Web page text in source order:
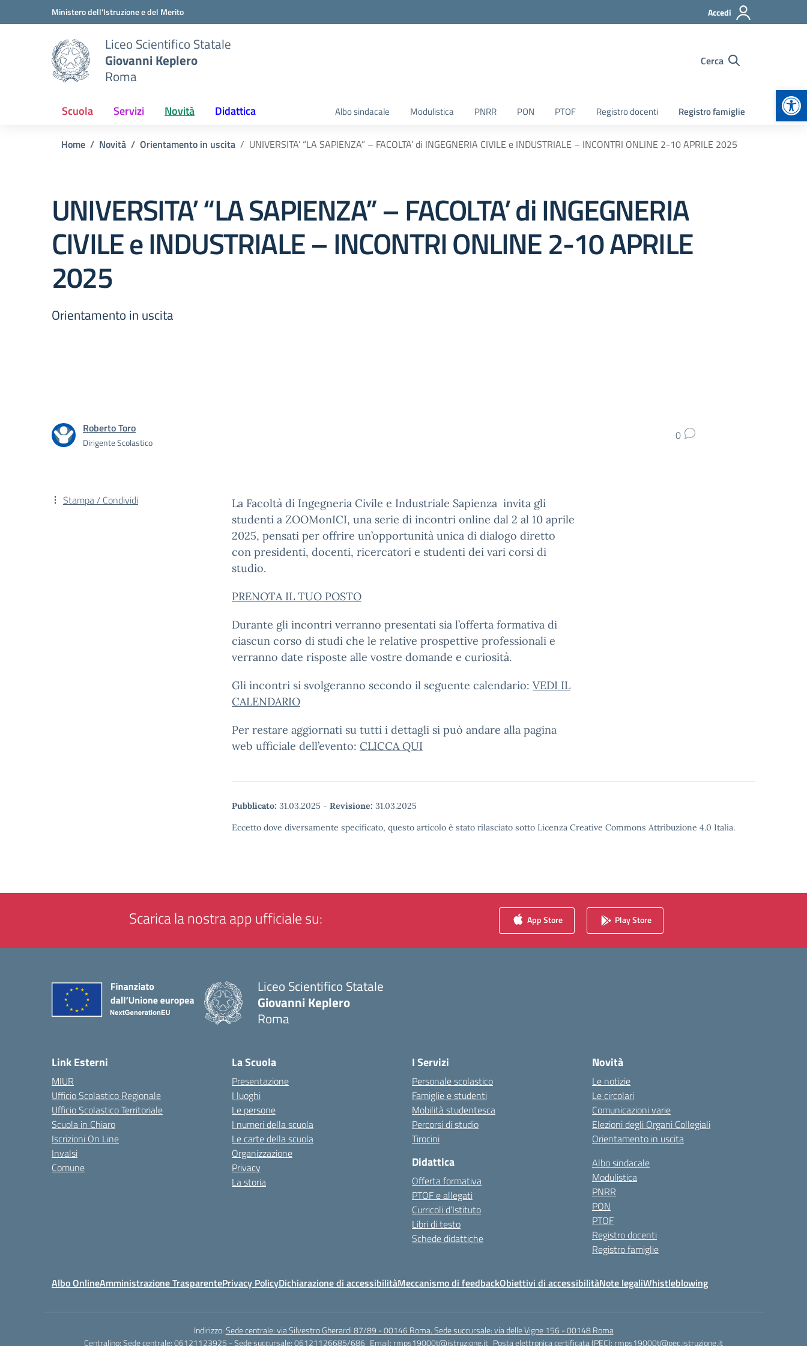
Vai ai contenuti
Vai al menu di navigazioneMinistero dell'Istruzione e del Merito Accedi
Liceo Scientifico Statale
Giovanni Keplero
Roma
Cerca
Scuola Servizi Novità Didattica Albo sindacale Modulistica PNRR PON PTOF Registro docenti Registro famiglie
Home Novità Orientamento in uscita UNIVERSITA’ “LA SAPIENZA” – FACOLTA’ di INGEGNERIA CIVILE e INDUSTRIALE – INCONTRI ONLINE 2-10 APRILE 2025
UNIVERSITA’ “LA SAPIENZA” – FACOLTA’ di INGEGNERIA
CIVILE e INDUSTRIALE – INCONTRI ONLINE 2-10 APRILE
2025
Orientamento in uscita
Roberto Toro
Dirigente Scolastico 0
La Facoltà di Ingegneria Civile e Industriale Sapienza invita gli
studenti a ZOOMonICI, una serie di incontri online dal 2 al 10 aprile
2025, pensati per offrire un’opportunità unica di dialogo diretto
con presidenti, docenti, ricercatori e studenti dei vari corsi di
studio.
PRENOTA IL TUO POSTO
Durante gli incontri verranno presentati sia l’offerta formativa di
ciascun corso di studi che le relative prospettive professionali e
verranno date risposte alle vostre domande e curiosità.
Gli incontri si svolgeranno secondo il seguente calendario: VEDI IL
CALENDARIO
Per restare aggiornati su tutti i dettagli si può andare alla pagina
web ufficiale dell’evento: CLICCA QUI
Pubblicato: 31.03.2025 - Revisione: 31.03.2025
Eccetto dove diversamente specificato, questo articolo è stato rilasciato sotto Licenza Creative Commons Attribuzione 4.0 Italia.
Stampa / Condividi
Scarica la nostra app ufficiale su: App Store Play Store
Liceo Scientifico Statale
Giovanni Keplero
Roma
Link Esterni
MIUR
Ufficio Scolastico Regionale
Ufficio Scolastico Territoriale
Scuola in Chiaro
Iscrizioni On Line
Invalsi
Comune
La Scuola
Presentazione
I luoghi
Le persone
I numeri della scuola
Le carte della scuola
Organizzazione
Privacy
La storia
I Servizi
Personale scolastico
Famiglie e studenti
Mobilità studentesca
Percorsi di studio
Tirocini
Didattica
Offerta formativa
PTOF e allegati
Curricoli d’Istituto
Libri di testo
Schede didattiche
Novità
Le notizie
Le circolari
Comunicazioni varie
Elezioni degli Organi Collegiali
Orientamento in uscita
Albo sindacale
Modulistica
PNRR
PON
PTOF
Registro docenti
Registro famiglie
Albo OnlineAmministrazione TrasparentePrivacy PolicyDichiarazione di accessibilitàMeccanismo di feedbackObiettivi di accessibilitàNote legaliWhistleblowing
Indirizzo:Sede centrale: via Silvestro Gherardi 87/89 - 00146 Roma. Sede succursale: via delle Vigne 156 - 00148 Roma
Centralino:Sede centrale: 06121123925 - Sede succursale: 06121126685/686 Email: rmps19000t@istruzione.it Posta elettronica certificata (PEC): rmps19000t@pec.istruzione.it